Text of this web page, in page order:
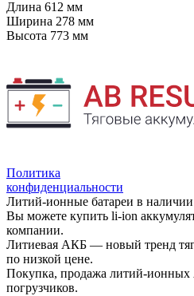
Длина 612 мм
Ширина 278 мм
Высота 773 мм
Политика
конфиденциальности
Литий-ионные батареи в
Вы можете купить li-ion
компании.
Литиевая АКБ — новый тренд
по низкой цене.
Покупка, продажа литий-
погрузчиков.